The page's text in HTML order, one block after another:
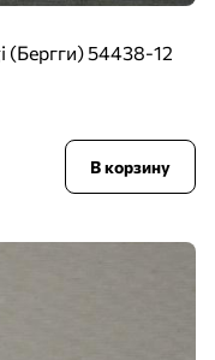
(Бергги) 54438-12
В корзину